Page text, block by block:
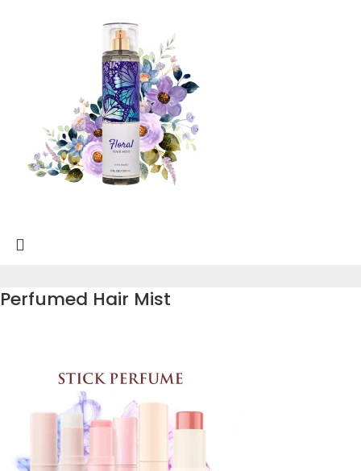
Perfumed Hair Mist